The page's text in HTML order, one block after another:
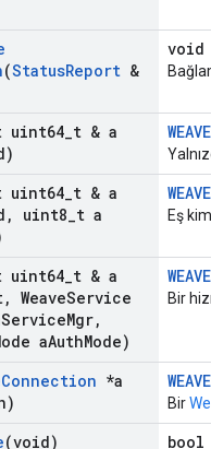
(StatusReport &
void
uint64 t & a
uint64 t & a
, uint8 t a
Eş
uint64 t & a
, WeaveService
ServiceMgr,
aAuthMode)
Bir
Connection *a
Bir
(void) bool